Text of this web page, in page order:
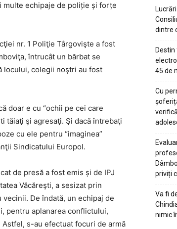
multe echipaje de poliție și forțe
nr. 1 Poliţie Târgovişte a fost
întrucât un bărbat se
locului, colegii noştri au fost
doar e cu “ochii pe cei care
tăiaţi şi agresaţi. Şi dacă întrebaţi
cu ele pentru “imaginea”
Sindicatului Europol.
de presă a fost emis și de IPJ
Văcăreşti, a sesizat prin
De îndată, un echipaj de
pentru aplanarea conflictului,
s-au efectuat focuri de armă
dintre
45 de
Cu
priviți
Va fi
nimic